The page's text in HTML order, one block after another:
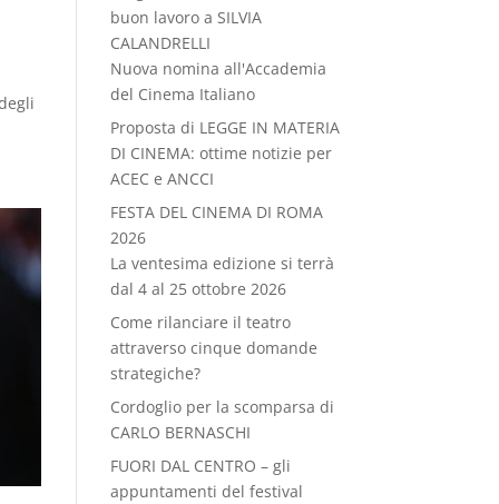
buon lavoro a SILVIA
CALANDRELLI
Nuova nomina all'Accademia
del Cinema Italiano
Proposta di LEGGE IN MATERIA
DI CINEMA: ottime notizie per
ACEC e ANCCI
FESTA DEL CINEMA DI ROMA
2026
La ventesima edizione si terrà
dal 4 al 25 ottobre 2026
Come rilanciare il teatro
attraverso cinque domande
strategiche?
Cordoglio per la scomparsa di
CARLO BERNASCHI
FUORI DAL CENTRO – gli
appuntamenti del festival